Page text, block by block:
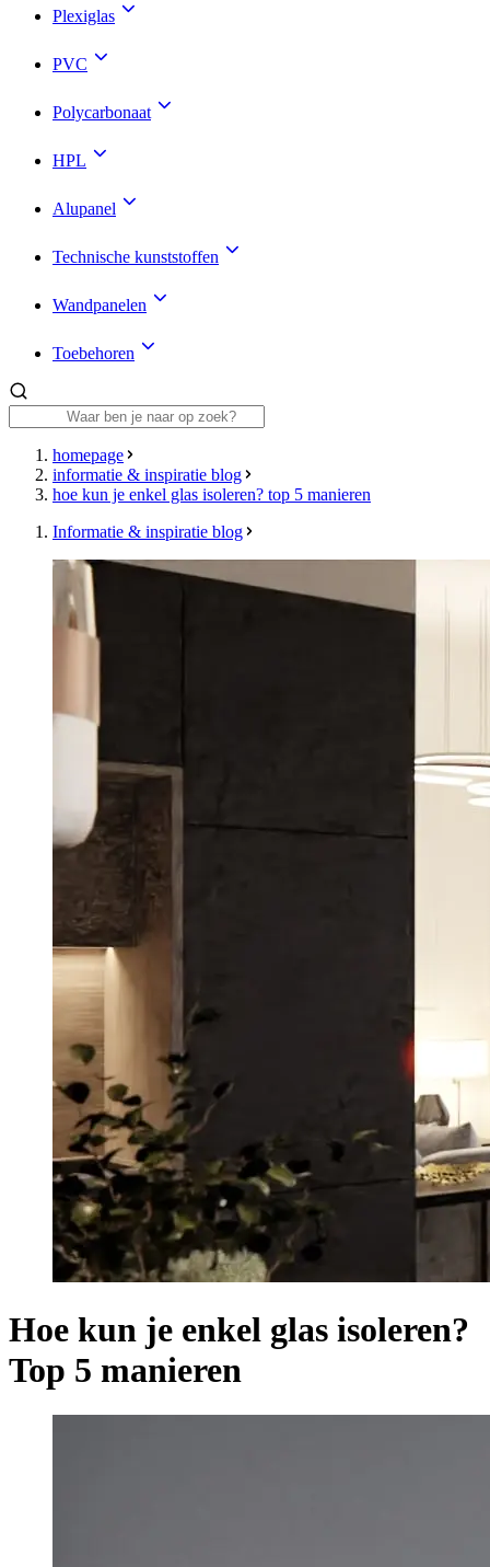
Plexiglas
PVC
Polycarbonaat
HPL
Alupanel
Technische kunststoffen
Wandpanelen
Toebehoren
homepage
informatie & inspiratie blog
hoe kun je enkel glas isoleren? top 5 manieren
Informatie & inspiratie blog
Hoe kun je enkel glas isoleren?
Top 5 manieren